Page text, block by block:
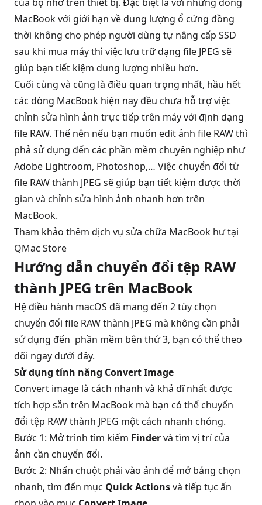
MacBook với giới hạn về dung lượng ổ cứng đồng
thời không cho phép người dùng tự nâng cấp SSD
sau khi mua máy thì việc lưu trữ dạng file JPEG sẽ
giúp bạn tiết kiệm dung lượng nhiều hơn.
Cuối cùng và cũng là điều quan trọng nhất, hầu hết
các dòng MacBook hiện nay đều chưa hỗ trợ việc
chỉnh sửa hình ảnh trực tiếp trên máy với định dạng
file RAW. Thế nên nếu bạn muốn edit ảnh file RAW thì
phả sử dụng đến các phần mềm chuyên nghiệp như
Adobe Lightroom, Photoshop,… Việc chuyển đổi từ
file RAW thành JPEG sẽ giúp bạn tiết kiệm được thời
gian và chỉnh sửa hình ảnh nhanh hơn trên
MacBook.
Tham khảo thêm dịch vụ sửa chữa MacBook hưtại
QMac Store
Hướng dẫn chuyển đổi tệp RAW
thành JPEG trên MacBook
Hệ điều hành macOS đã mang đến 2 tùy chọn
chuyển đổi file RAW thành JPEG mà không cần phải
sử dụng đến phần mềm bên thứ 3, bạn có thể theo
dõi ngay dưới đây.
Sử dụng tính năng Convert Image
Convert image là cách nhanh và khả dĩ nhất được
tích hợp sẵn trên MacBook mà bạn có thể chuyển
đổi tệp RAW thành JPEG một cách nhanh chóng.
Bước 1: Mở trình tìm kiếm Findervà tìm vị trí của
ảnh cần chuyển đổi.
Bước 2: Nhấn chuột phải vào ảnh để mở bảng chọn
nhanh, tìm đến mục Quick Actionsvà tiếp tục ấn